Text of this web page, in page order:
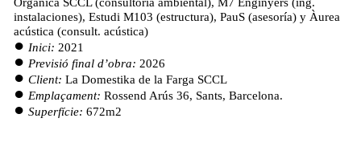
instalaciones), Estudi M103 (estructura), PauS (asesoría) y Àurea
acústica (consult. acústica)
Inici: 2021
Previsió final d’obra: 2026
Client: La Domestika de la Farga SCCL
Emplaçament: Rossend Arús 36, Sants, Barcelona.
Superfície: 672m2